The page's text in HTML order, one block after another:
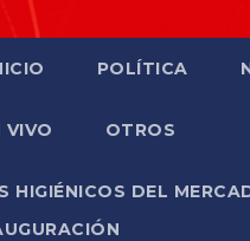
POLÍTICA
VIVO OTROS
HIGIÉNICOS DEL